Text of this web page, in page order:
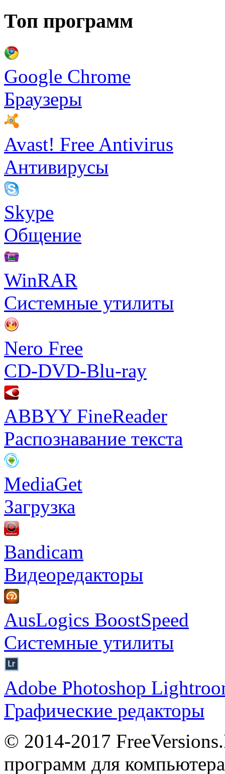
Топ программ
Google Chrome
Браузеры
Avast! Free Antivirus
Антивирусы
Skype
Общение
WinRAR
Системные утилиты
Nero Free
CD-DVD-Blu-ray
ABBYY FineReader
Распознавание текста
MediaGet
Загрузка
Bandicam
Видеоредакторы
AusLogics BoostSpeed
Системные утилиты
Adobe Photoshop
Графические редакторы
© 2014-2017
программ для